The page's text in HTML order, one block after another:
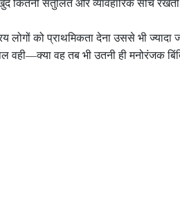
खुद कितनी संतुलित और व्यावहारिक सोच
को प्राथमिकता देना उससे भी
वह तब भी उतनी ही मनोरंजक